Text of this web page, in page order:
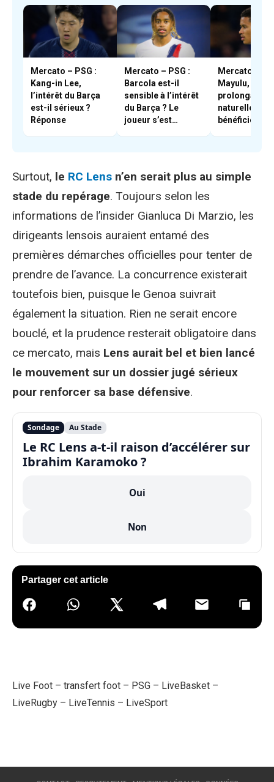
Mercato – PSG :
Kang-in Lee,
l’intérêt du Barça
est-il sérieux ?
Réponse
Mercato – PSG :
Barcola est-il
sensible à l’intérêt
du Barça ? Le
joueur s’est
Mercato –
Mayulu, une
prolongation
naturelle – « il
bénéficie
Surtout, le RC Lens n’en serait plus au simple
stade du repérage. Toujours selon les
informations de l’insider Gianluca Di Marzio, les
dirigeants lensois auraient entamé des
premières démarches officielles pour tenter de
prendre de l’avance. La concurrence existerait
toutefois bien, puisque le Genoa suivrait
également la situation. Rien ne serait encore
bouclé, et la prudence resterait obligatoire dans
ce mercato, mais Lens aurait bel et bien lancé
le mouvement sur un dossier jugé sérieux
pour renforcer sa base défensive.
Sondage Au Stade
Le RC Lens a-t-il raison d’accélérer sur
Ibrahim Karamoko ?
Oui
Non
Partager cet article
Live Foot – transfert foot – PSG – LiveBasket –
LiveRugby – LiveTennis – LiveSport